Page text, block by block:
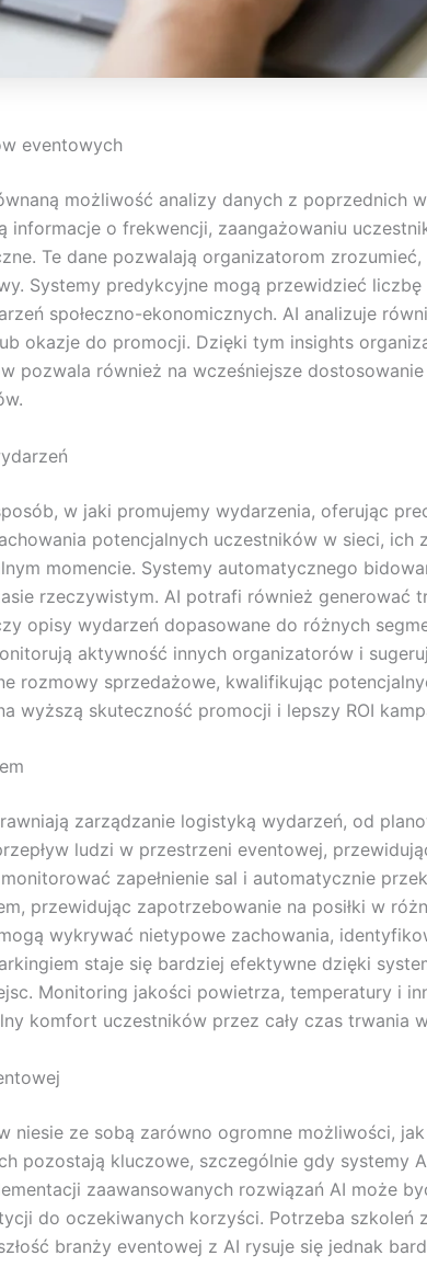
eventowych
możliwość analizy danych z poprzednich
informacje o frekwencji, zaangażowaniu
Te dane pozwalają organizatorom
Systemy predykcyjne mogą przewidzieć
społeczno-ekonomicznych. AI analizuje
okazje do promocji. Dzięki tym insights
pozwala również na wcześniejsze
w jaki promujemy wydarzenia, oferując
potencjalnych uczestników w sieci,
momencie. Systemy automatycznego
rzeczywistym. AI potrafi również generować
opisy wydarzeń dopasowane do różnych
aktywność innych organizatorów i
rozmowy sprzedażowe, kwalifikując
wyższą skuteczność promocji i lepszy ROI
zarządzanie logistyką wydarzeń, od
ludzi w przestrzeni eventowej,
zapełnienie sal i automatycznie
przewidując zapotrzebowanie na posiłki w
wykrywać nietypowe zachowania,
staje się bardziej efektywne dzięki
Monitoring jakości powietrza, temperatury i
komfort uczestników przez cały czas trwania
niesie ze sobą zarówno ogromne możliwości,
pozostają kluczowe, szczególnie gdy systemy
zaawansowanych rozwiązań AI może
do oczekiwanych korzyści. Potrzeba szkoleń
branży eventowej z AI rysuje się jednak